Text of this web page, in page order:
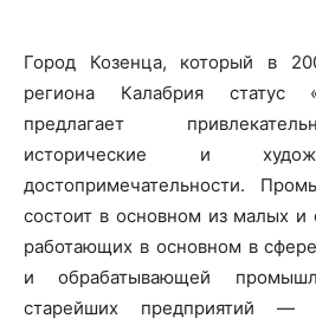
Город Козенца, который в
региона Калабрия статус
предлагает
исторические и
достопримечательности.
состоит в основном из малых и
работающих в основном в сфере
и обрабатывающей
старейших предприятий —